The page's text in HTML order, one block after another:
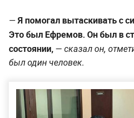
— Я помогал вытаскивать с
Это был Ефремов. Он был в
состоянии, — сказал он,
был один человек.